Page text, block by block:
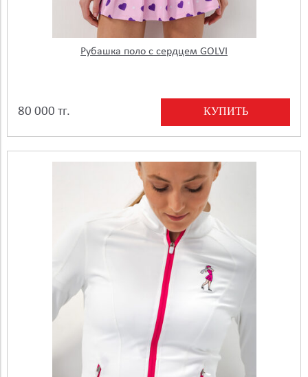
Рубашка поло с сердцем GOLVI
80 000 тг. КУПИТЬ